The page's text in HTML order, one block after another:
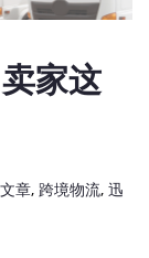
家这
章, 跨境物流, 迅